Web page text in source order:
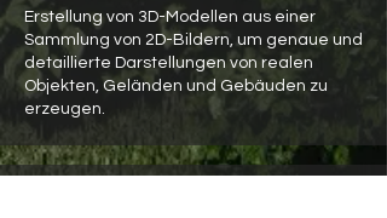
Erstellung von 3D-Modellen aus einer
Sammlung von 2D-Bildern, um genaue und
detaillierte Darstellungen von realen
Objekten, Geländen und Gebäuden zu
erzeugen.